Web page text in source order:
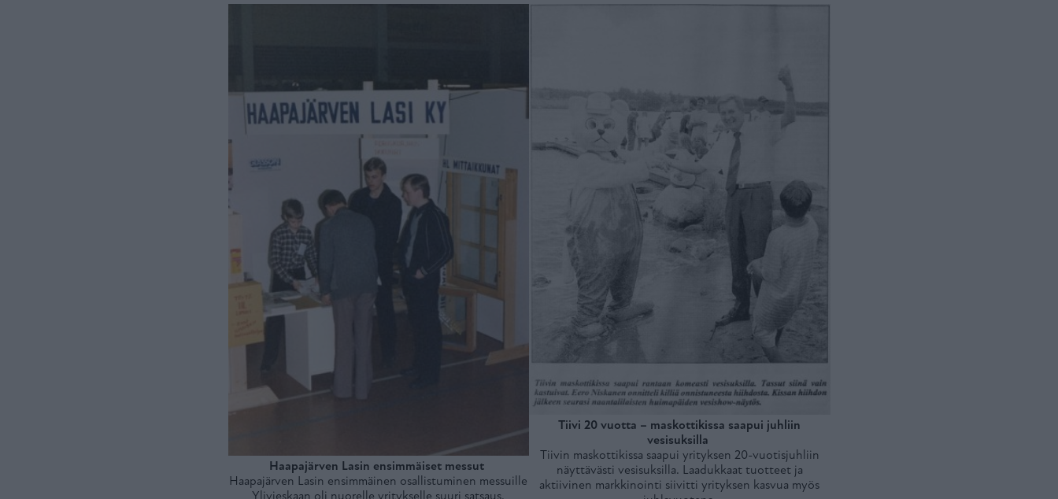
Haapajärven Lasin ensimmäiset messut
Haapajärven Lasin ensimmäinen osallistuminen messuille
Ylivieskaan oli nuorelle yritykselle suuri satsaus.
Tiivi 20 vuotta – maskottikissa saapui juhliin
vesisuksilla
Tiivin maskottikissa saapui yrityksen 20-vuotisjuhliin
näyttävästi vesisuksilla. Laadukkaat tuotteet ja
aktiivinen markkinointi siivitti yrityksen kasvua myös